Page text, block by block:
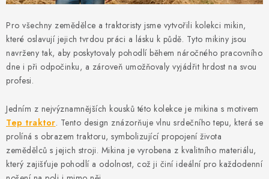
B2B
MÁM SRDCE POMÁHÁM
VÁNOCE
PROVIZNÍ SYSTÉM
O nás Časté otázky
Doprava a platba
Pro všechny zemědělce a traktoristy jsme vytvořili kolekci mikin,
které oslavují jejich tvrdou práci a lásku k půdě. Tyto mikiny jsou
navrženy tak, aby poskytovaly pohodlí během náročného pracovního
dne i při odpočinku, a zároveň umožňovaly vyjádřit hrdost na svou
profesi.
Jedním z nejvýznamnějších kousků této kolekce je mikina s motivem
Tep traktor. Tento design znázorňuje vlnu srdečního tepu, která se
prolíná s obrazem traktoru, symbolizující propojení života
zemědělců s jejich stroji. Mikina je vyrobena z kvalitního materiálu,
který zajišťuje pohodlí a odolnost, což ji činí ideální pro každodenní